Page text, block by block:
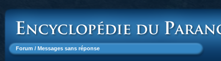
Forum / Messages sans réponse